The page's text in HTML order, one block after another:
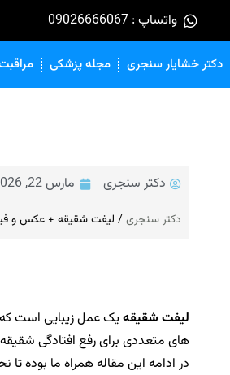
واتساپ : 09026666067
دکتر خشایار سنجری مجله پزشکی
دکتر سنجری مارس 22, 2026
دکتر سنجری/ لیفت شقیقه + عکس و
لیفت شقیقهیک عمل زیبایی است
های متعددی برای رفع افتادگی شقیقه
در ادامه این مقاله همراه ما بوده